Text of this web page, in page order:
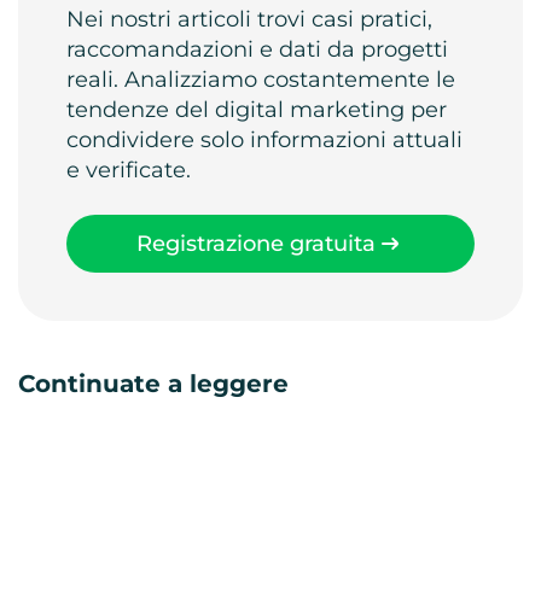
Nei nostri articoli trovi casi pratici,
raccomandazioni e dati da progetti
reali. Analizziamo costantemente le
tendenze del digital marketing per
condividere solo informazioni attuali
e verificate.
Registrazione gratuita
Continuate a leggere